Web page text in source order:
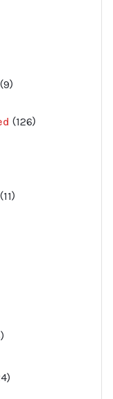
9
produkter
126
produkter
11
produkter
produkter
produkter